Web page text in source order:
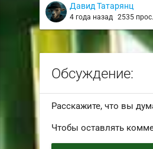
Давид Татарянц
4 года назад 2535 просмотров
Обсуждение:
Расскажите, что вы
Чтобы оставлять